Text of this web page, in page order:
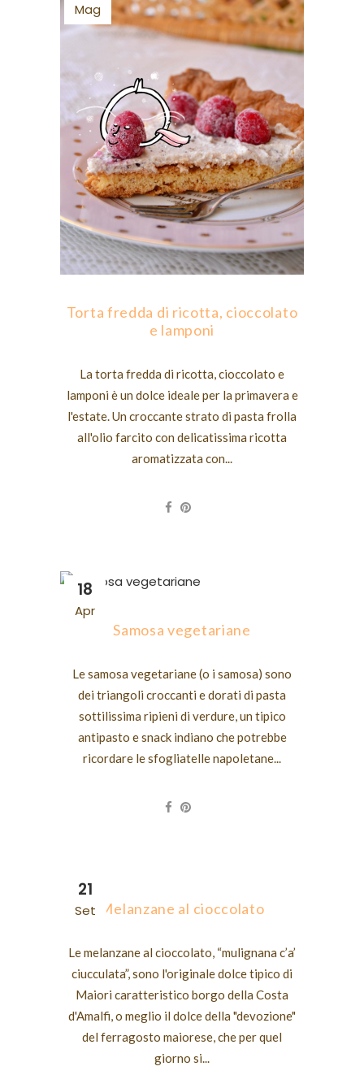
Mag
Torta fredda di ricotta, cioccolato
e lamponi
La torta fredda di ricotta, cioccolato e
lamponi è un dolce ideale per la primavera e
l'estate. Un croccante strato di pasta frolla
all'olio farcito con delicatissima ricotta
aromatizzata con...
18
Apr
Samosa vegetariane
Le samosa vegetariane (o i samosa) sono
dei triangoli croccanti e dorati di pasta
sottilissima ripieni di verdure, un tipico
antipasto e snack indiano che potrebbe
ricordare le sfogliatelle napoletane...
21
Set Melanzane al cioccolato
Le melanzane al cioccolato, “mulignana c’a’
ciucculata”, sono l'originale dolce tipico di
Maiori caratteristico borgo della Costa
d'Amalfi, o meglio il dolce della "devozione"
del ferragosto maiorese, che per quel
giorno si...